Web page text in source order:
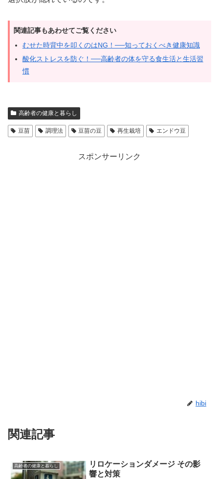
関連記事もあわせてご覧ください
むせた時背中を叩くのはNG！──知っておくべき健康知識
酸化ストレスを防ぐ！──高齢者の体を守る食生活と生活習
慣
高齢者の健康と暮らし
豆苗 調理法 豆苗の豆 再生栽培 エンドウ豆
スポンサーリンク
hibi
関連記事
高齢者の健康と暮らし
リロケーションダメージ その影
響と対策